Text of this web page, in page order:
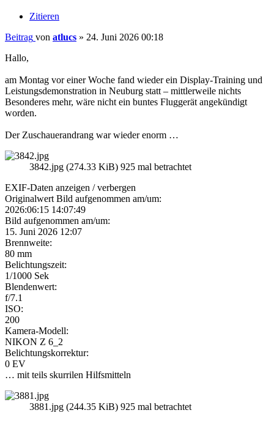
Zitieren
Beitrag von atlucs » 24. Juni 2026 00:18
Hallo,
am Montag vor einer Woche fand wieder ein Display-Training und
Leistungsdemonstration in Neuburg statt – mittlerweile nichts
Besonderes mehr, wäre nicht ein buntes Fluggerät angekündigt
worden.
Der Zuschauerandrang war wieder enorm …
3842.jpg (274.33 KiB) 925 mal betrachtet
EXIF-Daten anzeigen / verbergen
Originalwert Bild aufgenommen am/um:
2026:06:15 14:07:49
Bild aufgenommen am/um:
15. Juni 2026 12:07
Brennweite:
80 mm
Belichtungszeit:
1/1000 Sek
Blendenwert:
f/7.1
ISO:
200
Kamera-Modell:
NIKON Z 6_2
Belichtungskorrektur:
0 EV
… mit teils skurrilen Hilfsmitteln
3881.jpg (244.35 KiB) 925 mal betrachtet